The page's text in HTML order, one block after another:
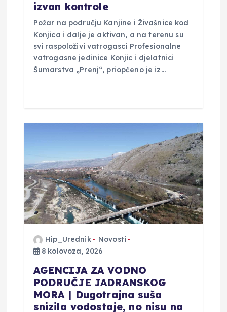
izvan kontrole
Požar na području Kanjine i Živašnice kod
Konjica i dalje je aktivan, a na terenu su
svi raspoloživi vatrogasci Profesionalne
vatrogasne jedinice Konjic i djelatnici
Šumarstva „Prenj“, priopćeno je iz…
Hip_Urednik
Novosti
8 kolovoza, 2026
AGENCIJA ZA VODNO
PODRUČJE JADRANSKOG
MORA | Dugotrajna suša
snizila vodostaje, no nisu na